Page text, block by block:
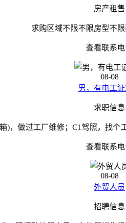
房产租售
求购区域不限不限房型不
查看联系
08-08
男，有电工
求职信息
)，做过工厂维修；C1驾照，找
查看联系
08-08
外贸人员
招聘信息